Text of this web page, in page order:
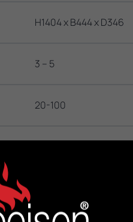
H1404 x B444 x D346
3 – 5
20-100